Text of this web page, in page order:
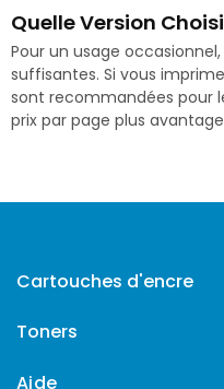
Quelle Version
Pour un usage
suffisantes. Si vous
sont recommandées pour
prix par page plus
Cartouches d'encre
Toners
Aide